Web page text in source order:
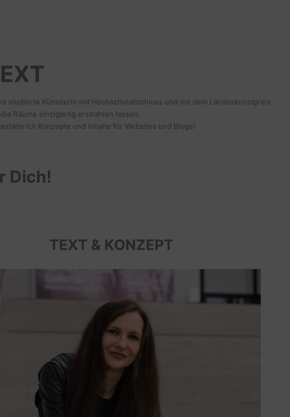
studierte Künstlerin mit Hochschulabschluss und mit dem Landeskunstpreis
Räume einzigartig erstrahlen lassen.
ich Konzepte und Inhalte für Websites und Blogs!
Dich!
TEXT & KONZEPT